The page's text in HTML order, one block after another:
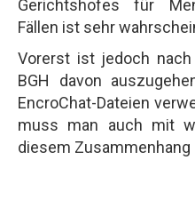
Gerichtshofes für
Fällen ist sehr
Vorerst ist jedoch
BGH davon
EncroChat-Dateien
muss man auch mit
diesem Zusammenhang